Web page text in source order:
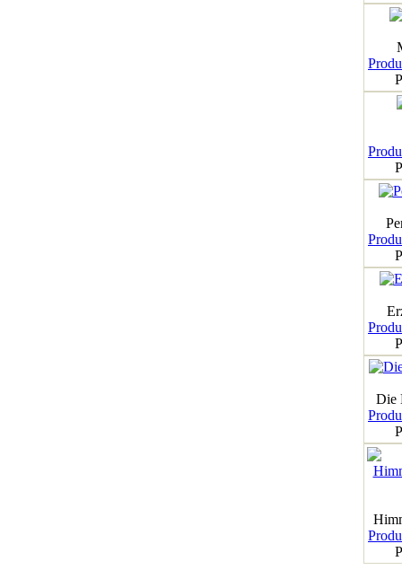
Die